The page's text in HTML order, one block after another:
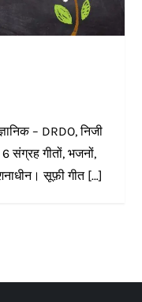
– DRDO, निजी
संग्रह गीतों, भजनों,
सूफ़ी गीत […]